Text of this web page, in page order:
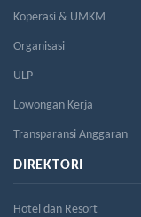
Koperasi & UMKM
Organisasi
ULP
Lowongan Kerja
Transparansi Anggaran
DIREKTORI
Hotel dan Resort